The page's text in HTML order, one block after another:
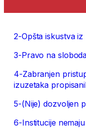
2-Opšta iskustva
3-Pravo na
4-Zabranjen
izuzetaka
5-(Nije) dozvoljen
6-Institucije